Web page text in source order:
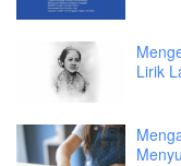
Lirik